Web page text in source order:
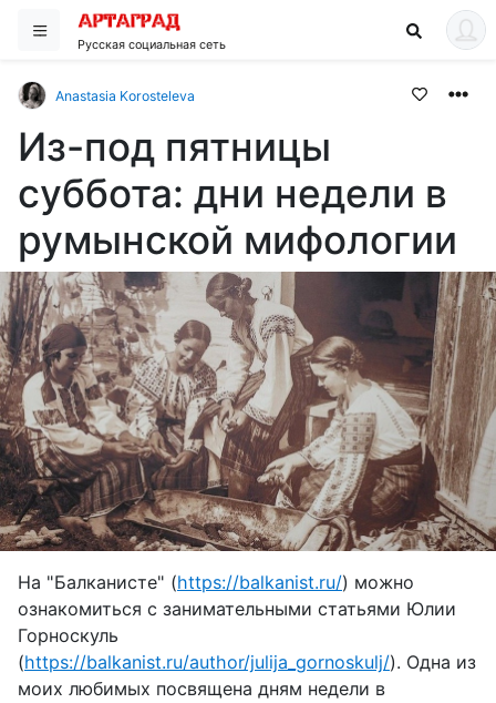
Русская социальная сеть
Anastasia Korosteleva
Из-под пятницы
суббота: дни недели в
румынской мифологии
На "Балканисте" (https://balkanist.ru/) можно
ознакомиться с занимательными статьями Юлии
Горноскуль
(https://balkanist.ru/author/julija_gornoskulj/). Одна из
моих любимых посвящена дням недели в